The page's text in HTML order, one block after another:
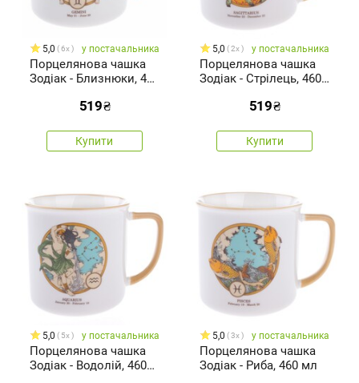
5,0 6x у постачальника
Порцелянова чашка
Зодіак - Близнюки, 460
519₴
Купити
5,0 2x у постачальника
Порцелянова чашка
Зодіак - Стрілець, 460
519₴
Купити
5,0 5x у постачальника
Порцелянова чашка
Зодіак - Водолій, 460
5,0 3x у постачальника
Порцелянова чашка
Зодіак - Риба, 460 мл